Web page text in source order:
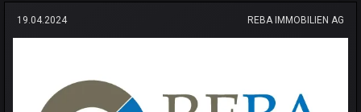
19.04.2024 REBA IMMOBILIEN AG